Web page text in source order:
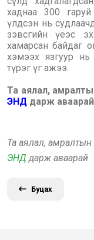
хаднаа 300
үлдсэн нь
зэвсгийн үеэс
хамарсан байдаг
хэмээх язгуур нь
түрэг үг ажээ.
Та аялал,
ЭНД дарж
Та аялал, амралтын
ЭНД дарж аваарай
Буцах